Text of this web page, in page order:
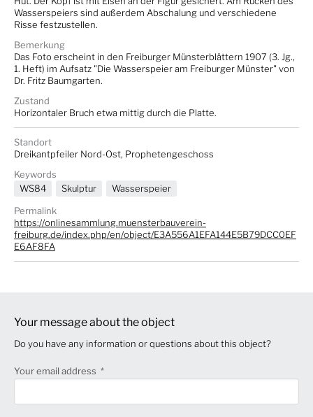
Wasserspeiers sind außerdem Abschalung und verschiedene
Risse festzustellen.
Bemerkung
Das Foto erscheint in den Freiburger Münsterblättern 1907 (3. Jg.,
1. Heft) im Aufsatz "Die Wasserspeier am Freiburger Münster" von
Dr. Fritz Baumgarten.
Zustand
Horizontaler Bruch etwa mittig durch die Platte.
Standort
Dreikantpfeiler Nord-Ost, Prophetengeschoss
Keywords
WS84
Skulptur
Wasserspeier
Permalink
https://onlinesammlung.muensterbauverein-
freiburg.de/index.php/en/object/E3A556A1EFA144E5B79DCC0EF
E6AF8FA
Your message about the object
Do you have any information or questions about this object?
Your email address